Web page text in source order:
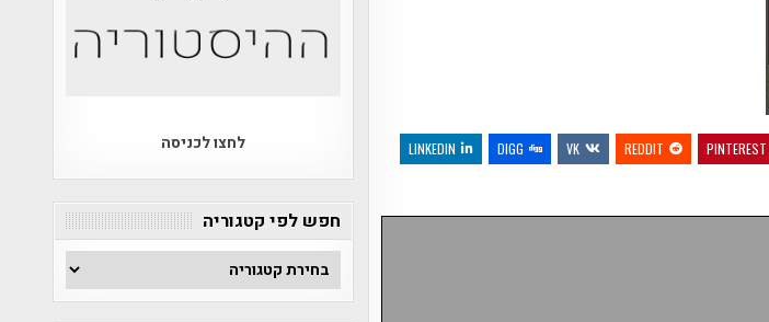
PINTEREST
REDDIT
VK
DIGG
LINKEDIN
לחצו לכניסה
חפש לפי קטגוריה
חפש
לפי
קטגוריה